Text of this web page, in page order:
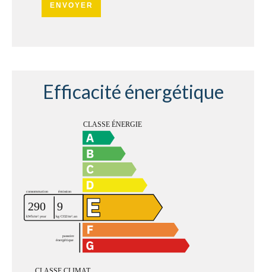
ENVOYER
Efficacité énergétique